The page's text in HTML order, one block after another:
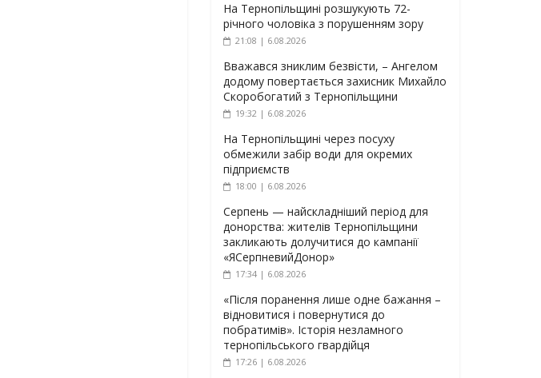
На Тернопільщині розшукують 72-
річного чоловіка з порушенням зору
21:08 | 6.08.2026
Вважався зниклим безвісти, – Ангелом
додому повертається захисник Михайло
Скоробогатий з Тернопільщини
19:32 | 6.08.2026
На Тернопільщині через посуху
обмежили забір води для окремих
підприємств
18:00 | 6.08.2026
Серпень — найскладніший період для
донорства: жителів Тернопільщини
закликають долучитися до кампанії
«ЯСерпневийДонор»
17:34 | 6.08.2026
«Після поранення лише одне бажання –
відновитися і повернутися до
побратимів». Історія незламного
тернопільського гвардійця
17:26 | 6.08.2026